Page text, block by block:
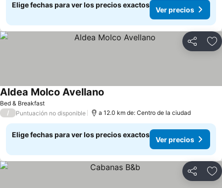
Elige fechas para ver los precios exactos
Ver precios
Compartir
Bed & Breakfast
Aldea Molco Avellano
/ Puntuación no disponible a 12.0 km de: Centro de la ciudad
Elige fechas para ver los precios exactos
Ver precios
Compartir